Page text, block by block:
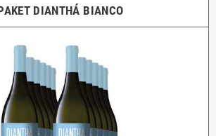
DIANTHÁ BIANCO